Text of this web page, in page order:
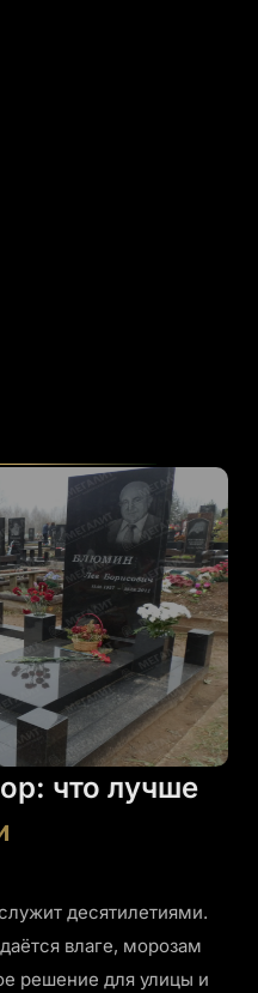
что лучше
десятилетиями.
влаге, морозам
решение для улицы и